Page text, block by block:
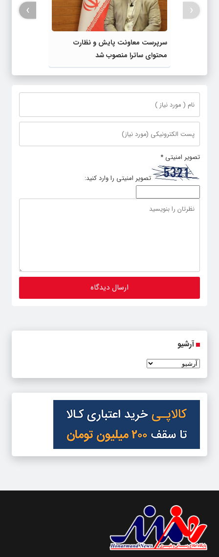
سرپرست معاونت پایش و نظارت
محتوای ساترا منصوب شد
‹
›
تصویر امنیتی *
تصویر امنیتی را وارد کنید:
آرشیو